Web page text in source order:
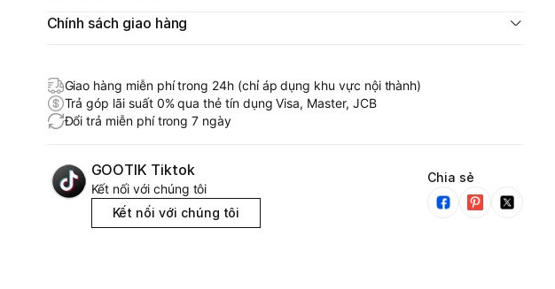
Chính sách giao hàng
Giao hàng miễn phí trong 24h (chỉ áp dụng khu vực nội thành)
Trả góp lãi suất 0% qua thẻ tín dụng Visa, Master, JCB
Đổi trả miễn phí trong 7 ngày
GOOTIK Tiktok
Kết nối với chúng tôi
Kết nối với chúng tôi
Chia sẻ